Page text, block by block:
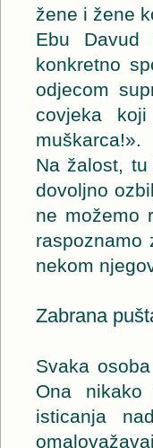
žene i žene
Ebu
konkretno
odjecom
covjeka
muškarca!».
Na žalost,
dovoljno
ne možemo
raspoznamo
nekom
Zabrana
Svaka
Ona
isticanja